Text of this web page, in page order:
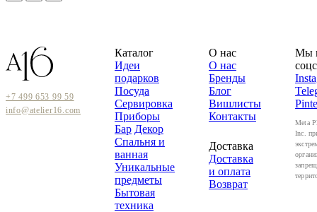
+7 499 653 99 59
info@atelier16.com
Каталог
Идеи
подарков
Посуда
Сервировка
Приборы
Бар Декор
Спальня и
ванная
Уникальные
предметы
Бытовая
техника
О нас
О нас
Бренды
Блог
Вишлисты
Контакты
Доставка
Доставка
и оплата
Возврат
Мы
Meta
Inc.